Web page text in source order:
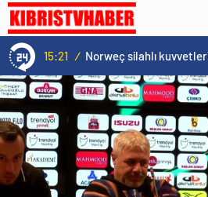
15:21 /
Teknik Direktörü Kartal
bulundu